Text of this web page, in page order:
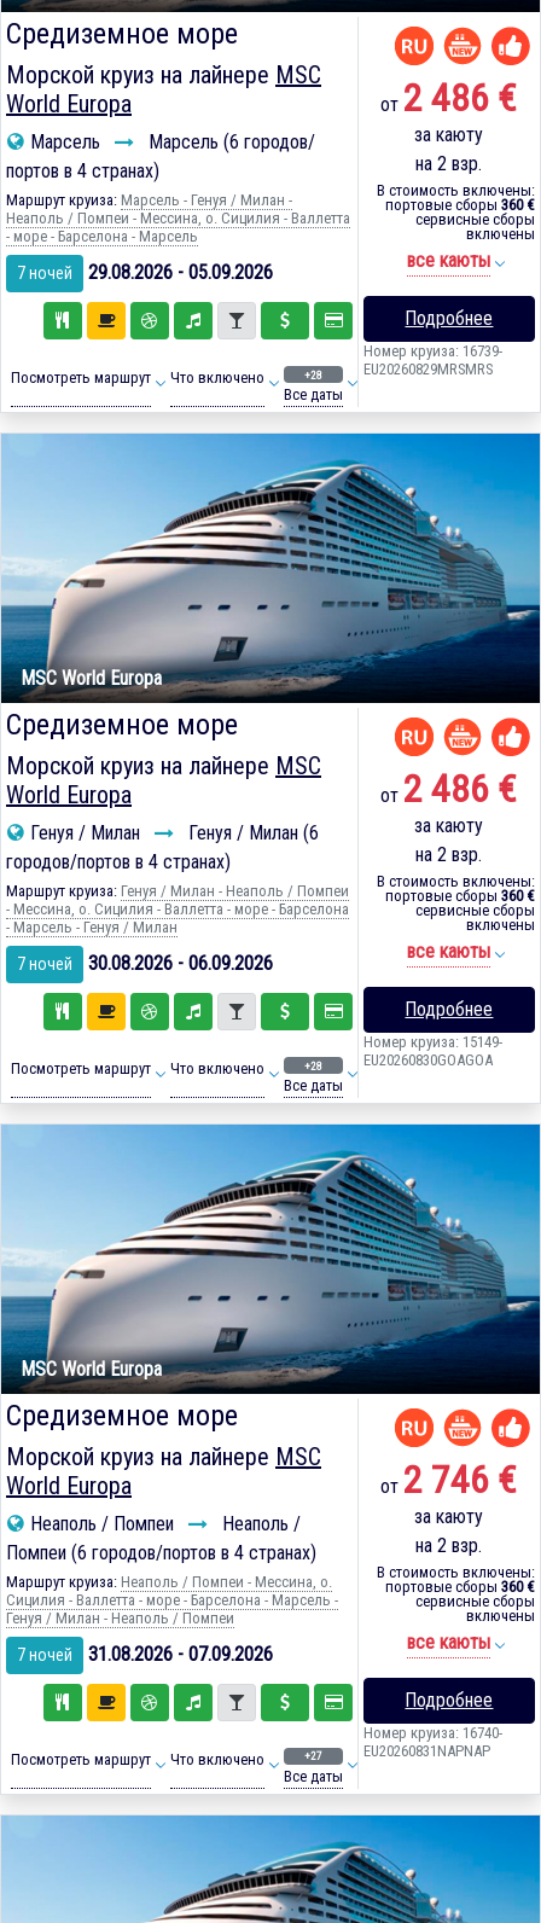
Средиземное море
Морской круиз на лайнере MSC
World Europa
Марсель
Марсель (6 городов/
портов в 4 странах)
Маршрут круиза: Марсель - Генуя / Милан -
Неаполь / Помпеи - Мессина, о. Сицилия - Валлетта
- море - Барселона - Марсель
7 ночей 29.08.2026 - 05.09.2026
Посмотреть маршрут Что включено +28
Все даты
от 2 486 €
за каюту
на 2 взр.
В стоимость включены:
портовые сборы 360 €
сервисные сборы
включены
все каюты
Подробнее
Номер круиза: 16739-
EU20260829MRSMRS
MSC World Europa
Средиземное море
Морской круиз на лайнере MSC
World Europa
Генуя / Милан
Генуя / Милан (6
городов/портов в 4 странах)
Маршрут круиза: Генуя / Милан - Неаполь / Помпеи
- Мессина, о. Сицилия - Валлетта - море - Барселона
- Марсель - Генуя / Милан
7 ночей 30.08.2026 - 06.09.2026
Посмотреть маршрут Что включено +28
Все даты
от 2 486 €
за каюту
на 2 взр.
В стоимость включены:
портовые сборы 360 €
сервисные сборы
включены
все каюты
Подробнее
Номер круиза: 15149-
EU20260830GOAGOA
MSC World Europa
Средиземное море
Морской круиз на лайнере MSC
World Europa
Неаполь / Помпеи
Неаполь /
Помпеи (6 городов/портов в 4 странах)
Маршрут круиза: Неаполь / Помпеи - Мессина, о.
Сицилия - Валлетта - море - Барселона - Марсель -
Генуя / Милан - Неаполь / Помпеи
7 ночей 31.08.2026 - 07.09.2026
Посмотреть маршрут Что включено +27
Все даты
от 2 746 €
за каюту
на 2 взр.
В стоимость включены:
портовые сборы 360 €
сервисные сборы
включены
все каюты
Подробнее
Номер круиза: 16740-
EU20260831NAPNAP